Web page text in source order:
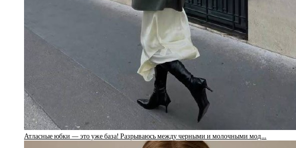
Атласные юбки — это уже база! Разрываюсь между черными и молочными мод…